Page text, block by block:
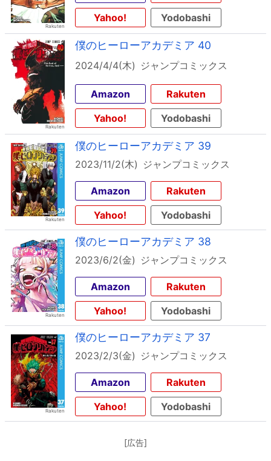
Yahoo!
Yodobashi
僕のヒーローアカデミア 40
2024/4/4(木) ジャンプコミックス
Amazon
Rakuten
Yahoo!
Yodobashi
僕のヒーローアカデミア 39
2023/11/2(木) ジャンプコミックス
Amazon
Rakuten
Yahoo!
Yodobashi
僕のヒーローアカデミア 38
2023/6/2(金) ジャンプコミックス
Amazon
Rakuten
Yahoo!
Yodobashi
僕のヒーローアカデミア 37
2023/2/3(金) ジャンプコミックス
Amazon
Rakuten
Yahoo!
Yodobashi
[広告]